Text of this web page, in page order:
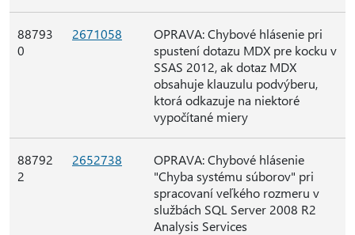
88793
0
2671058
OPRAVA: Chybové hlásenie pri
spustení dotazu MDX pre kocku v
SSAS 2012, ak dotaz MDX
obsahuje klauzulu podvýberu,
ktorá odkazuje na niektoré
vypočítané miery
88792
2
2652738
OPRAVA: Chybové hlásenie
"Chyba systému súborov" pri
spracovaní veľkého rozmeru v
službách SQL Server 2008 R2
Analysis Services